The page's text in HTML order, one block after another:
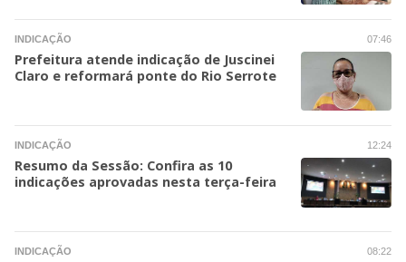
07:46
INDICAÇÃO
Prefeitura atende indicação de Juscinei
Claro e reformará ponte do Rio Serrote
12:24
INDICAÇÃO
Resumo da Sessão: Confira as 10
indicações aprovadas nesta terça-feira
08:22
INDICAÇÃO